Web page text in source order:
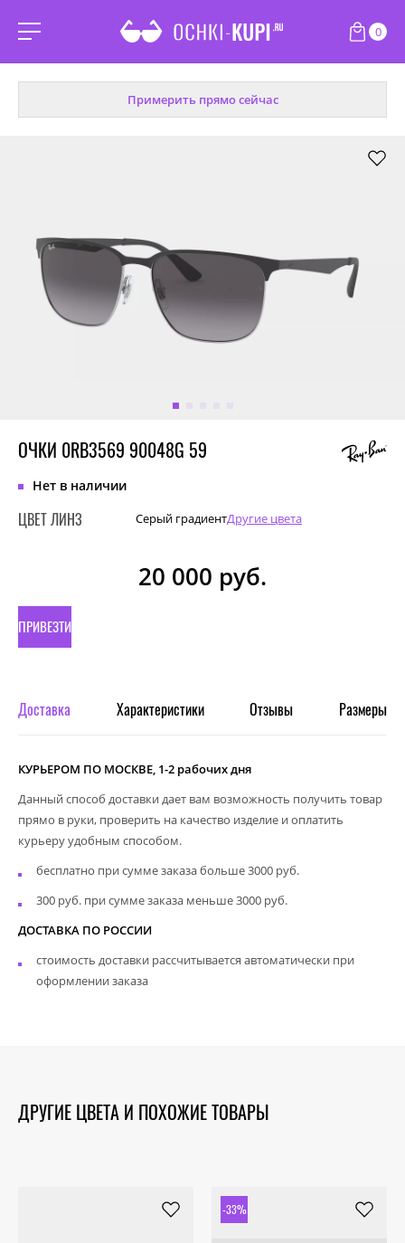
0
Примерить прямо сейчас
ОЧКИ 0RB3569 90048G 59
Нет в наличии
ЦВЕТ ЛИНЗ Серый градиентДругие цвета
20 000 руб.
ПРИВЕЗТИ
ЗАКАЗ
Доставка Характеристики Отзывы Размеры
КУРЬЕРОМ ПО МОСКВЕ, 1-2 рабочих дня
Данный способ доставки дает вам возможность получить товар
прямо в руки, проверить на качество изделие и оплатить
курьеру удобным способом.
бесплатно при сумме заказа больше 3000 руб.
300 руб. при сумме заказа меньше 3000 руб.
ДОСТАВКА ПО РОССИИ
стоимость доставки рассчитывается автоматически при
оформлении заказа
ДРУГИЕ ЦВЕТА И ПОХОЖИЕ ТОВАРЫ
-33%